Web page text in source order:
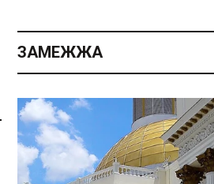
Спасылка без VPN
ЗАМЕЖЖА